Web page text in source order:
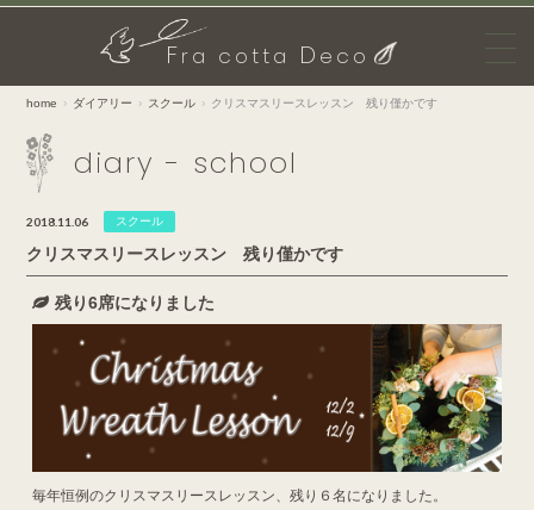
Fra cotta D eco
home ダイアリー スクール クリスマスリースレッスン 残り僅かです
diary - school
2018.11.06 スクール
クリスマスリースレッスン 残り僅かです
残り6席になりました
毎年恒例のクリスマスリースレッスン、残り６名になりました。